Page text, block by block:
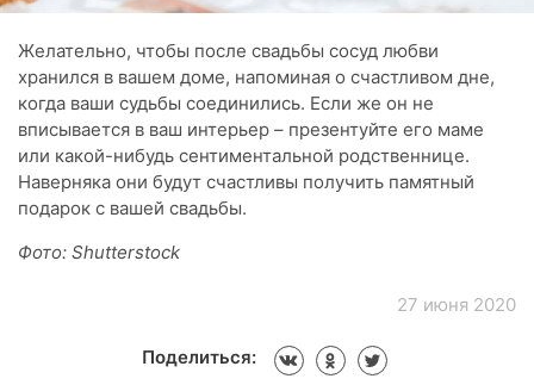
Желательно, чтобы после свадьбы сосуд любви
хранился в вашем доме, напоминая о счастливом дне,
когда ваши судьбы соединились. Если же он не
вписывается в ваш интерьер – презентуйте его маме
или какой-нибудь сентиментальной родственнице.
Наверняка они будут счастливы получить памятный
подарок с вашей свадьбы.
Фото: Shutterstock
27 июня 2020
Поделиться: